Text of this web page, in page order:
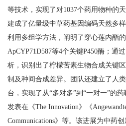
等技术，实现了对1037个药用物种的
建成了亿量级中草药基因编码天然多
利用多组学方法，阐明了穿心莲内酯
ApCYP71D587等4个关键P450酶；通
析，识别出了柠檬苦素生物合成关键
制及种间合成差异。团队还建立了人
台，实现了从“多对多”到“一对一”的
发表在《The Innovation》《
Communications》等。该进展为中药